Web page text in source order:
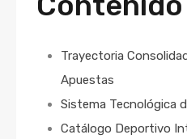
Trayectoria
Apuestas
Sistema Tecnológica
Catálogo Deportivo